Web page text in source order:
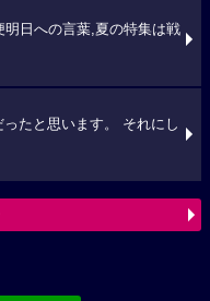
明日への言葉,夏の特集は戦
たと思います。 それにし